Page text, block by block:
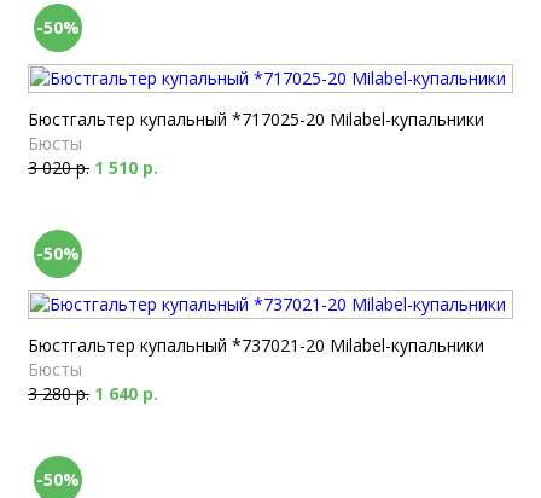
-50%
Бюстгальтер купальный *717025-20 Milabel-купальники
Бюсты
3 020 р. 1 510 р.
-50%
Бюстгальтер купальный *737021-20 Milabel-купальники
Бюсты
3 280 р. 1 640 р.
-50%